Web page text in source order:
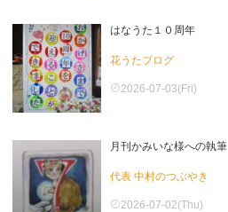
はなうた１０周年
花うたブログ
2026-07-03(Fri)
月刊かみいな様への執筆
代表 中村のつぶやき
2026-07-02(Thu)